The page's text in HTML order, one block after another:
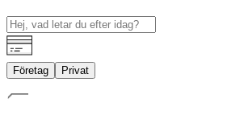
Företag Privat